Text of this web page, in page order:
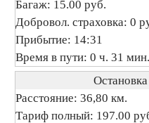
Багаж: 15.00 руб.
Добровол. страховка: 0
Прибытие: 14:31
Время в пути: 0 ч. 31 мин.
Остановка
Расстояние: 36,80 км.
Тариф полный: 197.00